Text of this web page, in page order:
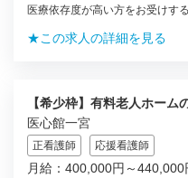
医療依存度が高い方をお受けす
★この求人の詳細を見る
【希少枠】有料老人ホーム
医心館一宮
正看護師 応援看護師
月給：400,000円～440,000